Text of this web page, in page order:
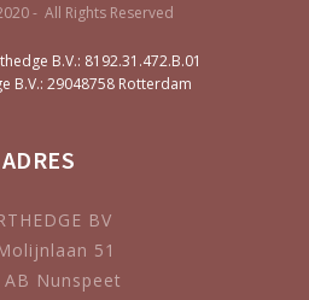
- All Rights Reserved
B.V.: 8192.31.472.B.01
B.V.: 29048758 Rotterdam
ADRES
BV
51
AB Nunspeet